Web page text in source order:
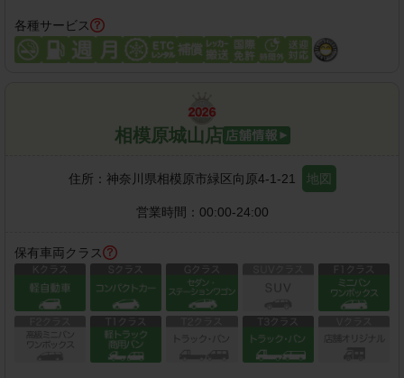
各種サービス
相模原城山店
住所： 神奈川県相模原市緑区向原4-1-21 地図
営業時間： 00:00-24:00
保有車両クラス